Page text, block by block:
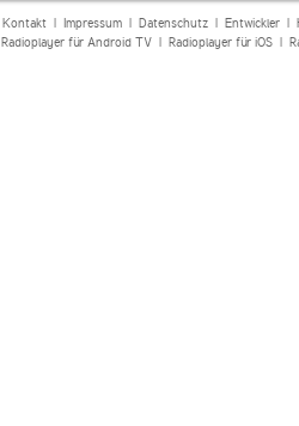
Kontakt| Impressum| Datenschutz| Entwickler|
Radioplayer für Android TV| Radioplayer für iOS|